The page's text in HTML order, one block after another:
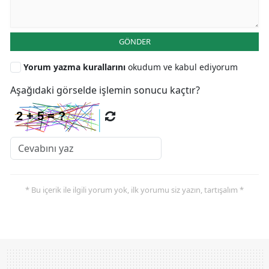
GÖNDER
Yorum yazma kurallarını okudum ve kabul ediyorum
Aşağıdaki görselde işlemin sonucu kaçtır?
* Bu içerik ile ilgili yorum yok, ilk yorumu siz yazın, tartışalım *